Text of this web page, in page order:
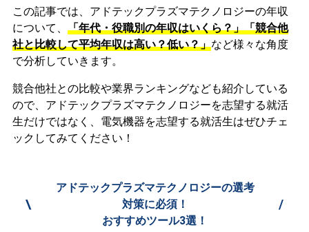
この記事では、アドテックプラズマテクノロジーの年収
について、 「年代・役職別の年収はいくら？」「競合他
社と比較して平均年収は高い？低い？」など様々な角度
で分析していきます。
競合他社との比較や業界ランキングなども紹介している
ので、アドテックプラズマテクノロジーを志望する就活
生だけではなく、電気機器を志望する就活生はぜひチェ
ックしてみてください！
\
アドテックプラズマテクノロジーの選考
対策に必須！
おすすめツール3選！
/